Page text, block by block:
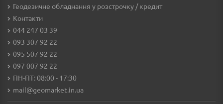
Геодезичне обладнання у розстрочку / кредит
Контакти
044 247 03 39
093 307 92 22
095 507 92 22
097 007 92 22
ПН-ПТ: 08:00 - 17:30
mail@geomarket.in.ua